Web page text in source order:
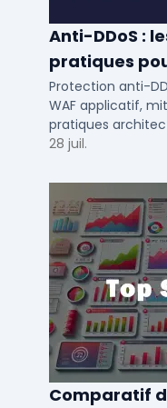
Anti-DDoS :
pratiques
e-commerce
Protection anti-
WAF applicatif,
pratiques
solutions testees
28 juil.
Comparatif